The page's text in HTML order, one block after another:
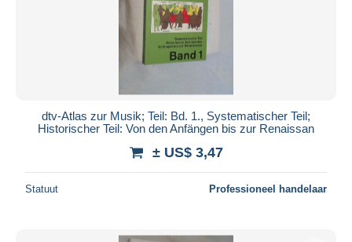
Toepassen
dtv-Atlas zur Musik; Teil: Bd. 1., Systematischer Teil;
Historischer Teil: Von den Anfängen bis zur Renaissan
± US$ 3,47
Statuut Professioneel handelaar